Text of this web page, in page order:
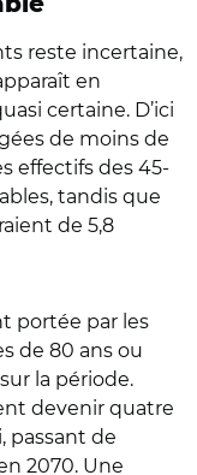
reste incertaine,
en
certaine. D’ici
de moins de
effectifs des 45-
tandis que
de 5,8
portée par les
de 80 ans ou
la période.
devenir quatre
passant de
2070. Une